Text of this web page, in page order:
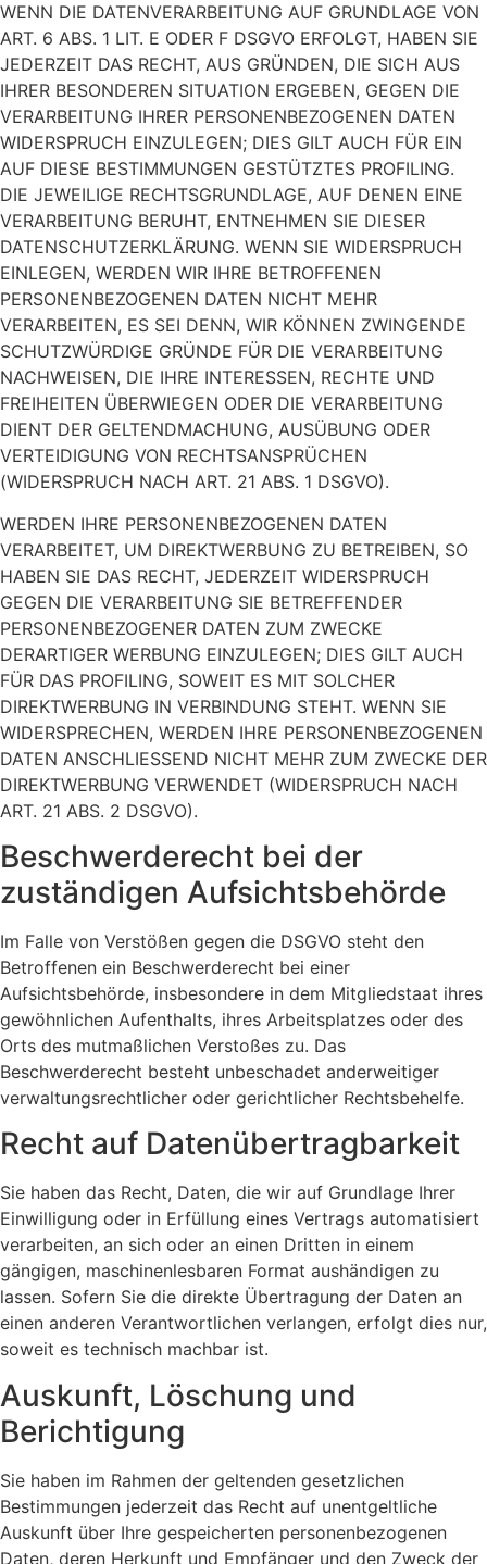
WENN DIE DATENVERARBEITUNG AUF GRUNDLAGE VON
ART. 6 ABS. 1 LIT. E ODER F DSGVO ERFOLGT, HABEN SIE
JEDERZEIT DAS RECHT, AUS GRÜNDEN, DIE SICH AUS
IHRER BESONDEREN SITUATION ERGEBEN, GEGEN DIE
VERARBEITUNG IHRER PERSONENBEZOGENEN DATEN
WIDERSPRUCH EINZULEGEN; DIES GILT AUCH FÜR EIN
AUF DIESE BESTIMMUNGEN GESTÜTZTES PROFILING.
DIE JEWEILIGE RECHTSGRUNDLAGE, AUF DENEN EINE
VERARBEITUNG BERUHT, ENTNEHMEN SIE DIESER
DATENSCHUTZERKLÄRUNG. WENN SIE WIDERSPRUCH
EINLEGEN, WERDEN WIR IHRE BETROFFENEN
PERSONENBEZOGENEN DATEN NICHT MEHR
VERARBEITEN, ES SEI DENN, WIR KÖNNEN ZWINGENDE
SCHUTZWÜRDIGE GRÜNDE FÜR DIE VERARBEITUNG
NACHWEISEN, DIE IHRE INTERESSEN, RECHTE UND
FREIHEITEN ÜBERWIEGEN ODER DIE VERARBEITUNG
DIENT DER GELTENDMACHUNG, AUSÜBUNG ODER
VERTEIDIGUNG VON RECHTSANSPRÜCHEN
(WIDERSPRUCH NACH ART. 21 ABS. 1 DSGVO).
WERDEN IHRE PERSONENBEZOGENEN DATEN
VERARBEITET, UM DIREKTWERBUNG ZU BETREIBEN, SO
HABEN SIE DAS RECHT, JEDERZEIT WIDERSPRUCH
GEGEN DIE VERARBEITUNG SIE BETREFFENDER
PERSONENBEZOGENER DATEN ZUM ZWECKE
DERARTIGER WERBUNG EINZULEGEN; DIES GILT AUCH
FÜR DAS PROFILING, SOWEIT ES MIT SOLCHER
DIREKTWERBUNG IN VERBINDUNG STEHT. WENN SIE
WIDERSPRECHEN, WERDEN IHRE PERSONENBEZOGENEN
DATEN ANSCHLIESSEND NICHT MEHR ZUM ZWECKE DER
DIREKTWERBUNG VERWENDET (WIDERSPRUCH NACH
ART. 21 ABS. 2 DSGVO).
Beschwerde­recht bei der
zuständigen Aufsichts­behörde
Im Falle von Verstößen gegen die DSGVO steht den
Betroffenen ein Beschwerderecht bei einer
Aufsichtsbehörde, insbesondere in dem Mitgliedstaat ihres
gewöhnlichen Aufenthalts, ihres Arbeitsplatzes oder des
Orts des mutmaßlichen Verstoßes zu. Das
Beschwerderecht besteht unbeschadet anderweitiger
verwaltungsrechtlicher oder gerichtlicher Rechtsbehelfe.
Recht auf Daten­übertrag­barkeit
Sie haben das Recht, Daten, die wir auf Grundlage Ihrer
Einwilligung oder in Erfüllung eines Vertrags automatisiert
verarbeiten, an sich oder an einen Dritten in einem
gängigen, maschinenlesbaren Format aushändigen zu
lassen. Sofern Sie die direkte Übertragung der Daten an
einen anderen Verantwortlichen verlangen, erfolgt dies nur,
soweit es technisch machbar ist.
Auskunft, Löschung und
Berichtigung
Sie haben im Rahmen der geltenden gesetzlichen
Bestimmungen jederzeit das Recht auf unentgeltliche
Auskunft über Ihre gespeicherten personenbezogenen
Daten, deren Herkunft und Empfänger und den Zweck der